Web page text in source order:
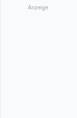
Anzeige